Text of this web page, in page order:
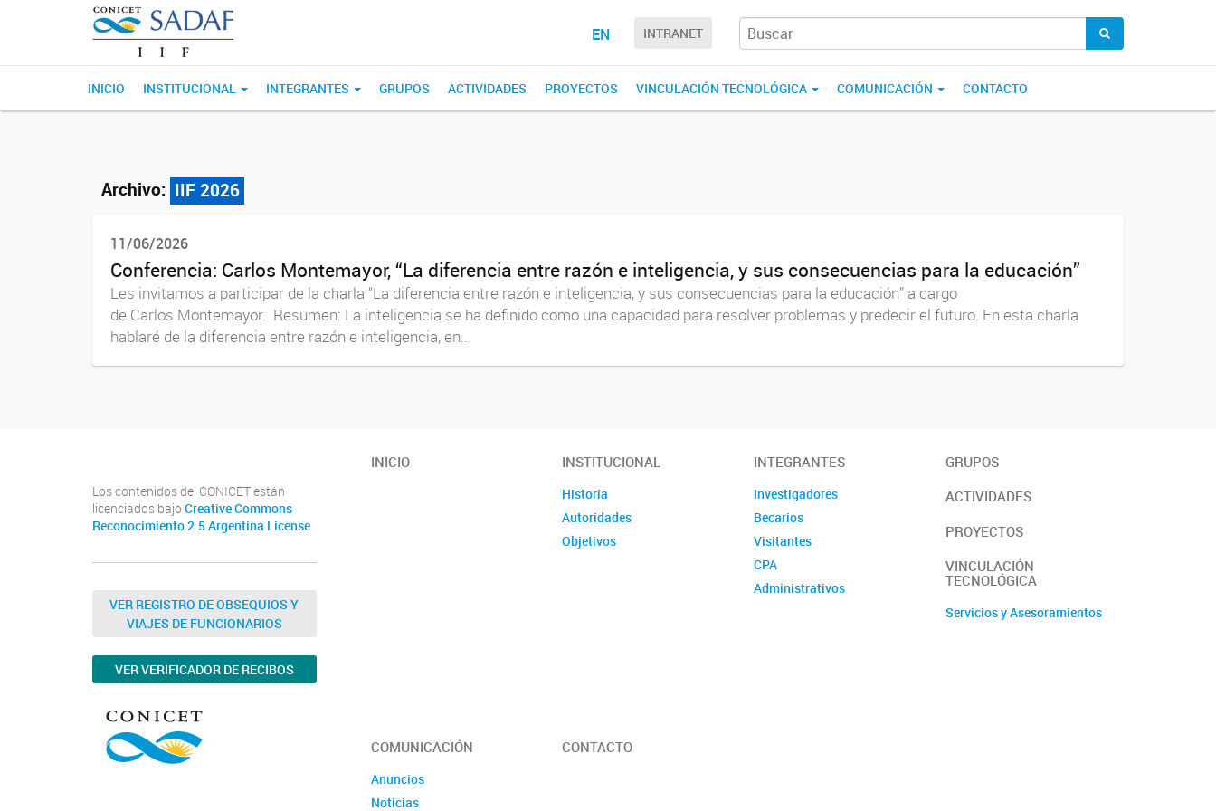
EN INTRANET
INICIO INSTITUCIONAL INTEGRANTES GRUPOS ACTIVIDADES PROYECTOS VINCULACIÓN TECNOLÓGICA COMUNICACIÓN CONTACTO
Archivo: IIF 2026
11/06/2026
Conferencia: Carlos Montemayor, “La diferencia entre razón e inteligencia, y sus consecuencias para la educación”
Les invitamos a participar de la charla “La diferencia entre razón e inteligencia, y sus consecuencias para la educación” a cargo
de Carlos Montemayor. Resumen: La inteligencia se ha definido como una capacidad para resolver problemas y predecir el futuro. En esta charla
hablaré de la diferencia entre razón e inteligencia, en...
Los contenidos del CONICET están
licenciados bajo Creative Commons
Reconocimiento 2.5 Argentina License
VER REGISTRO DE OBSEQUIOS Y
VIAJES DE FUNCIONARIOS
VER VERIFICADOR DE RECIBOS
INICIO INSTITUCIONAL
Historia
Autoridades
Objetivos
INTEGRANTES
Investigadores
Becarios
Visitantes
CPA
Administrativos
GRUPOS
ACTIVIDADES
PROYECTOS
VINCULACIÓN
TECNOLÓGICA
Servicios y Asesoramientos
COMUNICACIÓN
Anuncios
Noticias
CONTACTO